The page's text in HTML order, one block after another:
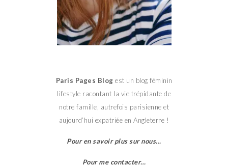
Paris Pages Blog est un blog féminin
lifestyle racontant la vie trépidante de
notre famille, autrefois parisienne et
aujourd’hui expatriée en Angleterre !
Pour en savoir plus sur nous…
Pour me contacter…